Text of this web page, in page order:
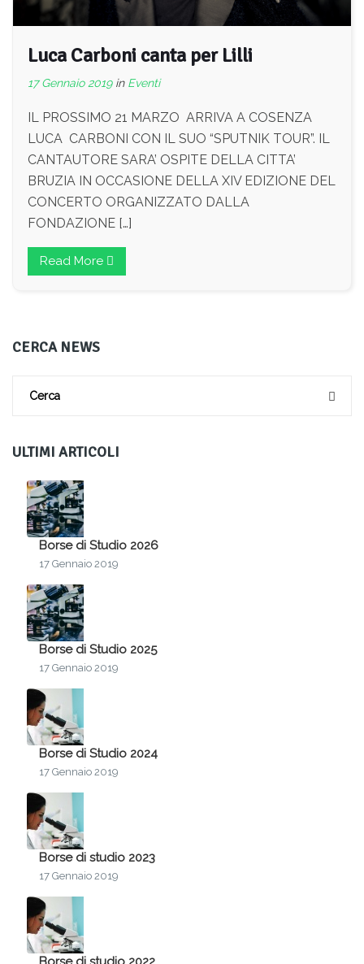
Luca Carboni canta per Lilli
17 Gennaio 2019 in Eventi
IL PROSSIMO 21 MARZO ARRIVA A COSENZA
LUCA CARBONI CON IL SUO “SPUTNIK TOUR”. IL
CANTAUTORE SARA’ OSPITE DELLA CITTA’
BRUZIA IN OCCASIONE DELLA XIV EDIZIONE DEL
CONCERTO ORGANIZZATO DALLA
FONDAZIONE […]
Read More
CERCA NEWS
ULTIMI ARTICOLI
Borse di Studio 2026
17 Gennaio 2019
Borse di Studio 2025
17 Gennaio 2019
Borse di Studio 2024
17 Gennaio 2019
Borse di studio 2023
17 Gennaio 2019